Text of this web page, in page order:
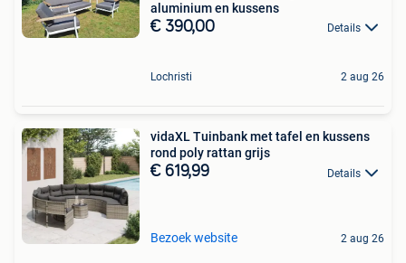
aluminium en kussens
€ 390,00 Details
Lochristi 2 aug 26
vidaXL Tuinbank met tafel en kussens
rond poly rattan grijs
€ 619,99 Details
Bezoek website 2 aug 26